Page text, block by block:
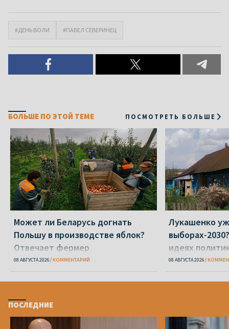
#ДЕНЬ ВОЛИ #ПАВЕЛ СЕВЕРИНЕЦ
БОЛЬШЕ ПО ЭТОЙ ТЕМЕ ПОСМОТРЕТЬ БОЛЬШЕ
Может ли Беларусь догнать
Польшу в производстве яблок?
Отвечает фермер
08 АВГУСТА 2026 КОММЕНТАРИЙ
Лукашенко
выборах-
идеях
08 АВГУСТА 2026
ПОСЛЕДНИЕ